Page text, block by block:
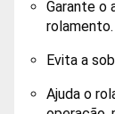
Garante o
rolamento.
Evita a
Ajuda o